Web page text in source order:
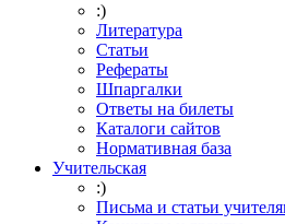
:)
Литература
Статьи
Рефераты
Шпаргалки
Ответы на билеты
Каталоги сайтов
Нормативная база
Учительская
:)
Письма и статьи